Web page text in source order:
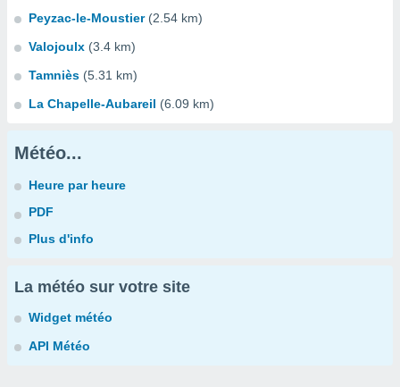
Peyzac-le-Moustier (2.54 km)
Valojoulx (3.4 km)
Tamniès (5.31 km)
La Chapelle-Aubareil (6.09 km)
Météo...
Heure par heure
PDF
Plus d'info
La météo sur votre site
Widget météo
API Météo